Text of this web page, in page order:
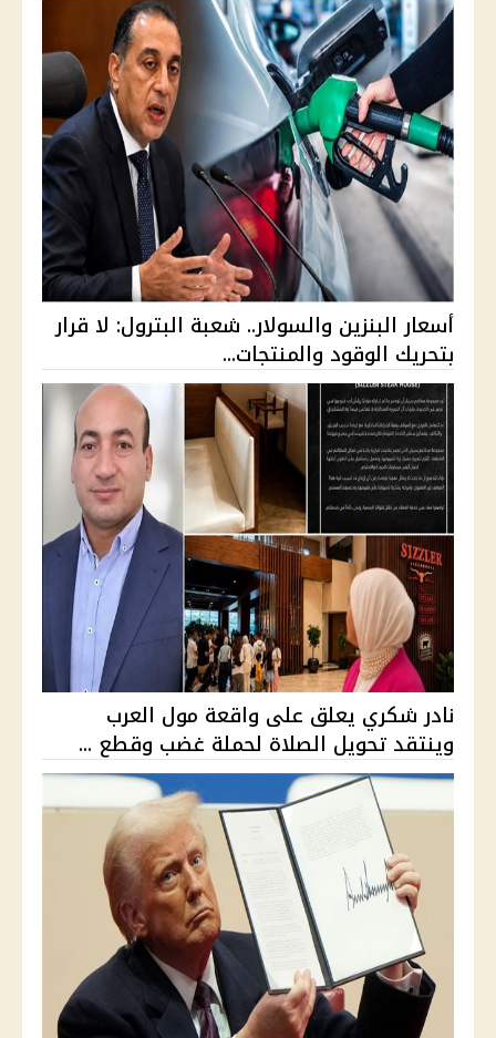
أسعار البنزين والسولار.. شعبة البترول: لا قرار
بتحريك الوقود والمنتجات...
نادر شكري يعلق على واقعة مول العرب
وينتقد تحويل الصلاة لحملة غضب وقطع ...